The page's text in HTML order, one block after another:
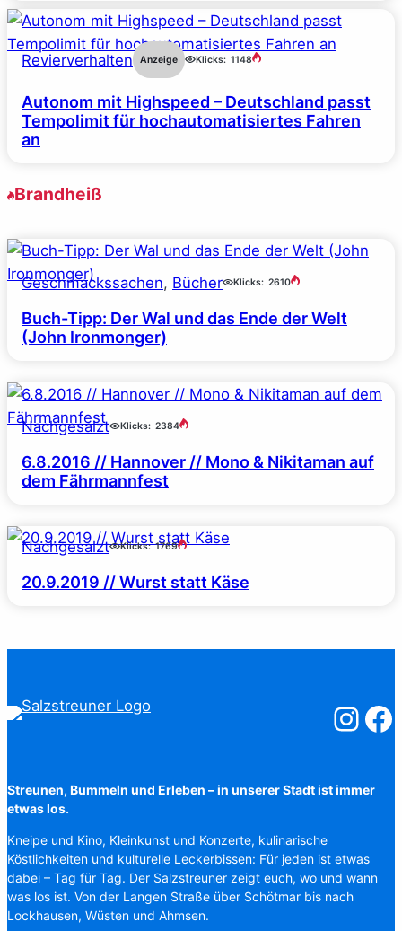
Revierverhalten Anzeige Klicks: 1148
Autonom mit Highspeed – Deutschland passt
Tempolimit für hochautomatisiertes Fahren
an
Brandheiß
Geschmackssachen, Bücher Klicks: 2610
Buch-Tipp: Der Wal und das Ende der Welt
(John Ironmonger)
Nachgesalzt Klicks: 2384
6.8.2016 // Hannover // Mono & Nikitaman auf
dem Fährmannfest
Nachgesalzt Klicks: 1769
20.9.2019 // Wurst statt Käse
Streunen, Bummeln und Erleben – in unserer Stadt ist immer
etwas los.
Kneipe und Kino, Kleinkunst und Konzerte, kulinarische
Köstlichkeiten und kulturelle Leckerbissen: Für jeden ist etwas
dabei – Tag für Tag. Der Salzstreuner zeigt euch, wo und wann
was los ist. Von der Langen Straße über Schötmar bis nach
Lockhausen, Wüsten und Ahmsen.